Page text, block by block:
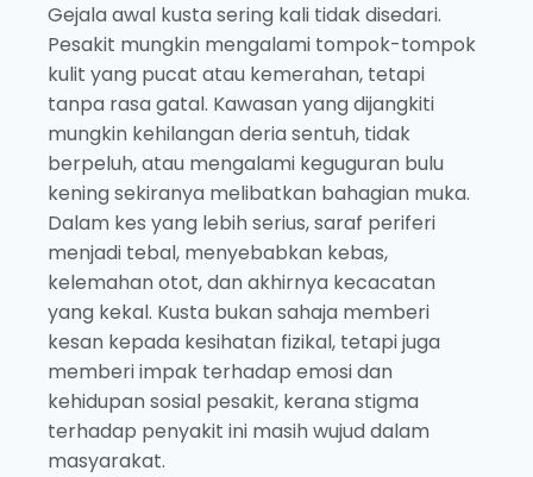
Gejala awal kusta sering kali tidak disedari.
Pesakit mungkin mengalami tompok-tompok
kulit yang pucat atau kemerahan, tetapi
tanpa rasa gatal. Kawasan yang dijangkiti
mungkin kehilangan deria sentuh, tidak
berpeluh, atau mengalami keguguran bulu
kening sekiranya melibatkan bahagian muka.
Dalam kes yang lebih serius, saraf periferi
menjadi tebal, menyebabkan kebas,
kelemahan otot, dan akhirnya kecacatan
yang kekal. Kusta bukan sahaja memberi
kesan kepada kesihatan fizikal, tetapi juga
memberi impak terhadap emosi dan
kehidupan sosial pesakit, kerana stigma
terhadap penyakit ini masih wujud dalam
masyarakat.